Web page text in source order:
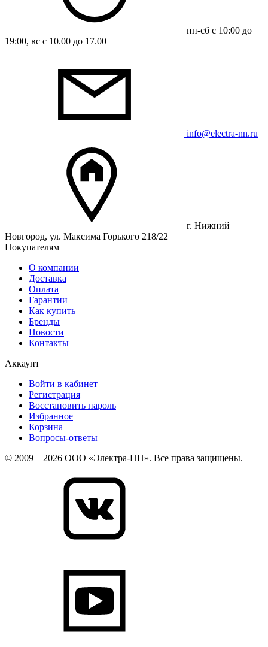
пн-сб с 10:00 до
19:00, вс с 10.00 до 17.00
info@electra-nn.ru
г. Нижний
Новгород, ул. Максима Горького 218/22
Покупателям
О компании
Доставка
Оплата
Гарантии
Как купить
Бренды
Новости
Контакты
Аккаунт
Войти в кабинет
Регистрация
Восстановить пароль
Избранное
Корзина
Вопросы-ответы
© 2009 – 2026 ООО «Электра-НН». Все права защищены.